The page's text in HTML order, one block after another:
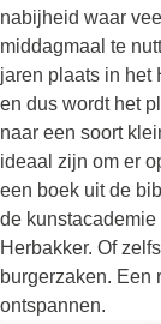
nabijheid waar
middagmaal te
jaren plaats in het
en dus wordt het
naar een soort
ideaal zijn om er
een boek uit de
de
Herbakker. Of
burgerzaken. Een
ontspannen.